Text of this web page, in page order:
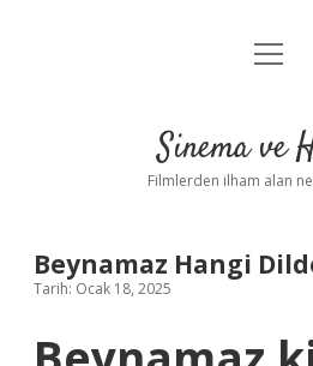
Gizlilik
Yasal
menüyü
Sinema ve
Filmlerden ilham alan
Beynamaz Hangi
Tarih: Ocak 18, 2025